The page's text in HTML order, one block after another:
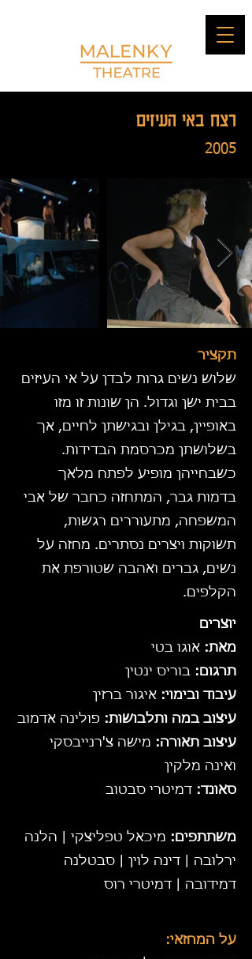
רצח באי העיזים
2005
תקציר
שלוש נשים גרות לבדן על אי העיזים
בבית ישן וגדול. הן שונות זו מזו
באופיין, בגילן ובגישתן לחיים, אך
בשלושתן מכרסמת הבדידות.
כשבחייהן מופיע לפתח מלאך
בדמות גבר, המתחזה כחבר של אבי
המשפחה, מתעוררים רגשות,
תשוקות ויצרים נסתרים. מחזה על
נשים, גברים ואהבה שטורפת את
הקלפים.
יוצרים
מאת: אוגו בטי
תרגום: בוריס ינטין
עיבוד ובימוי: איגור ברזין
עיצוב במה ותלבושות: פולינה אדמוב
עיצוב תאורה: מישה צ'רנייבסקי
ואינה מלקין
סאונד: דמיטרי סבטוב
משתתפים: מיכאל טפליצקי | הלנה
ירלובה | דינה לוין | סבטלנה
דמידובה | דמיטרי רוס
על המחזאי: